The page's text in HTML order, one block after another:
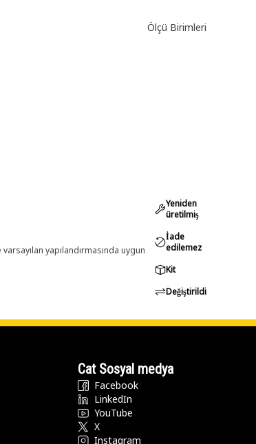
Ölçü Birimleri
yapılandırmasında uygun
Yeniden
üretilmiş
İade
edilemez
Kit
Değiştirildi
Cat Sosyal medya
Facebook
LinkedIn
YouTube
X
Instagram